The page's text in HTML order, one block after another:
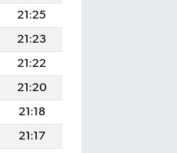
21:25
21:23
21:22
21:20
21:18
21:17